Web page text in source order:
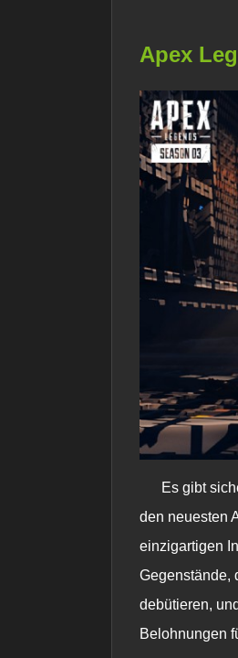
Apex
Es gibt
den neuesten
einzigartigen
Gegenstände,
debütieren,
Belohnungen